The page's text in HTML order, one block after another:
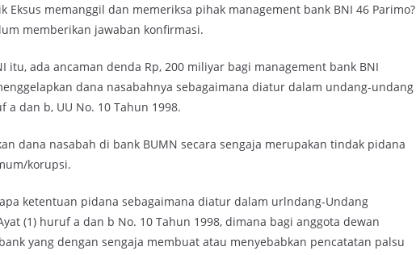
Eksus memanggil dan memeriksa pihak management bank BNI 46 Parimo?
memberikan jawaban konfirmasi.
itu, ada ancaman denda Rp, 200 miliyar bagi management bank BNI
dana nasabahnya sebagaimana diatur dalam undang-undang
a dan b, UU No. 10 Tahun 1998.
dana nasabah di bank BUMN secara sengaja merupakan tindak pidana
korupsi.
ketentuan pidana sebagaimana diatur dalam urlndang-Undang
(1) huruf a dan b No. 10 Tahun 1998, dimana bagi anggota dewan
yang dengan sengaja membuat atau menyebabkan pencatatan palsu